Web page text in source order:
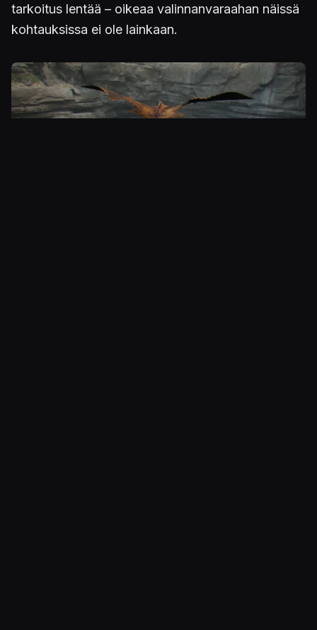
tarkoitus lentää – oikeaa valinnanvaraahan näissä
kohtauksissa ei ole lainkaan.
Kuva